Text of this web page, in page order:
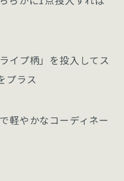
イプ柄」を投入してス
プラス
軽やかなコーディネー